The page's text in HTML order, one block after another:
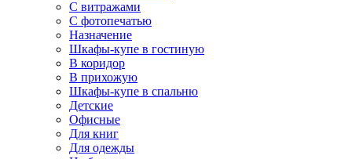
С витражами
С фотопечатью
Назначение
Шкафы-купе в гостиную
В коридор
В прихожую
Шкафы-купе в спальню
Детские
Офисные
Для книг
Для одежды